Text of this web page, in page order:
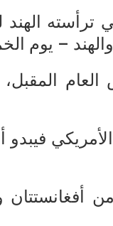
ترأسته
– يوم